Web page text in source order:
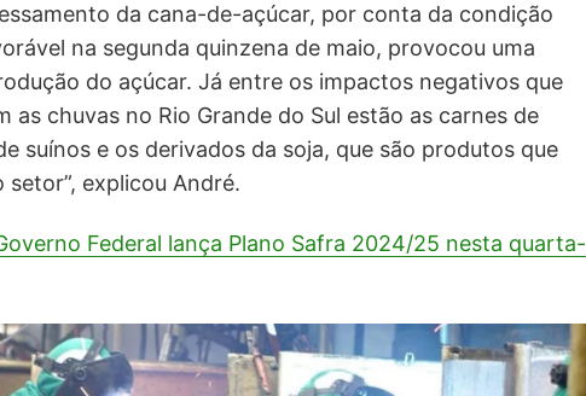
da cana-de-açúcar, por conta da condição
na segunda quinzena de maio, provocou uma
do açúcar. Já entre os impactos negativos que
as chuvas no Rio Grande do Sul estão as carnes de
suínos e os derivados da soja, que são produtos que
explicou André.
Federal lança Plano Safra 2024/25 nesta quarta-